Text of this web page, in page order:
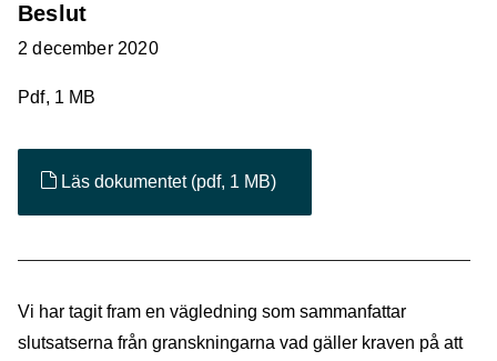
Beslut
2 december 2020
Pdf, 1 MB
Läs dokumentet (pdf, 1 MB)
Vi har tagit fram en vägledning som sammanfattar
slutsatserna från granskningarna vad gäller kraven på att